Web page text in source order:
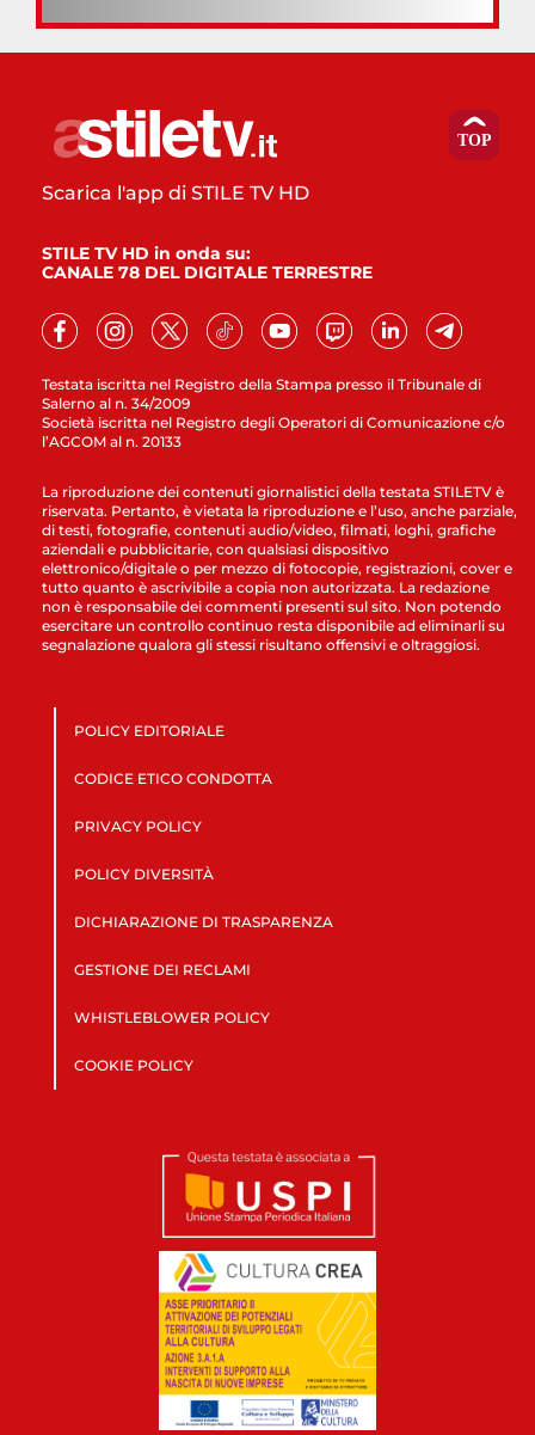
Testata iscritta nel Registro della Stampa presso il Tribunale di
Salerno al n. 34/2009
Società iscritta nel Registro degli Operatori di Comunicazione c/o
l’AGCOM al n. 20133
Scarica l'app di STILE TV HD
STILE TV HD in onda su:
CANALE 78 DEL DIGITALE TERRESTRE
La riproduzione dei contenuti giornalistici della testata STILETV è
riservata. Pertanto, è vietata la riproduzione e l’uso, anche parziale,
di testi, fotografie, contenuti audio/video, filmati, loghi, grafiche
aziendali e pubblicitarie, con qualsiasi dispositivo
elettronico/digitale o per mezzo di fotocopie, registrazioni, cover e
tutto quanto è ascrivibile a copia non autorizzata. La redazione
non è responsabile dei commenti presenti sul sito. Non potendo
esercitare un controllo continuo resta disponibile ad eliminarli su
segnalazione qualora gli stessi risultano offensivi e oltraggiosi.
POLICY EDITORIALE
CODICE ETICO CONDOTTA
PRIVACY POLICY
POLICY DIVERSITÀ
DICHIARAZIONE DI TRASPARENZA
GESTIONE DEI RECLAMI
WHISTLEBLOWER POLICY
COOKIE POLICY